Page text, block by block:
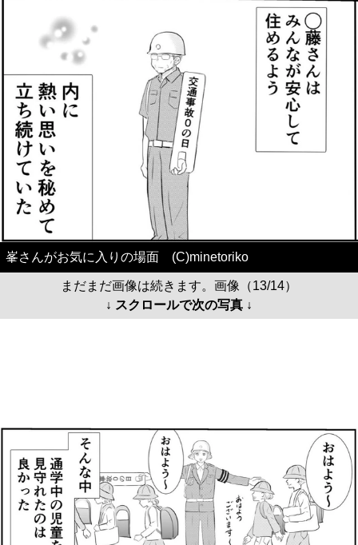
峯さんがお気に入りの場面 (C)minetoriko
まだまだ画像は続きます。画像（13/14）
↓ スクロールで次の写真 ↓